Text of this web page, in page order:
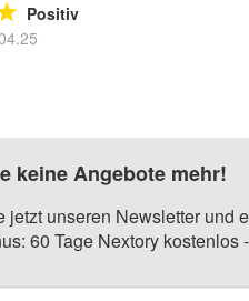
Positiv
keine Angebote mehr!
jetzt unseren Newsletter und
60 Tage Nextory